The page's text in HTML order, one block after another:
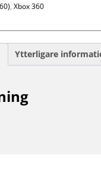
, Xbox 360
Ytterligare